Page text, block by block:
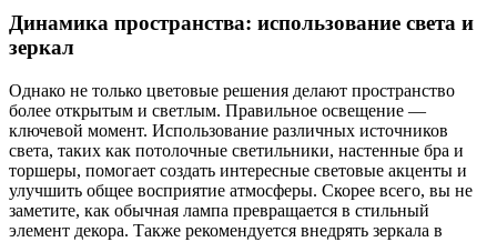
Динамика пространства: использование света и
зеркал
Однако не только цветовые решения делают пространство
более открытым и светлым. Правильное освещение —
ключевой момент. Использование различных источников
света, таких как потолочные светильники, настенные бра и
торшеры, помогает создать интересные световые акценты и
улучшить общее восприятие атмосферы. Скорее всего, вы не
заметите, как обычная лампа превращается в стильный
элемент декора. Также рекомендуется внедрять зеркала в